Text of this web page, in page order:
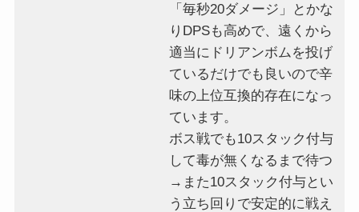
「毎秒20ダメージ」とかな
りDPSも高めで、遠くから
適当にドリアンボムを投げ
ているだけでも良いので辛
味の上位互換的存在になっ
ています。
ボス戦でも10スタック付与
して毒が無くなるまで待つ
→また10スタック付与とい
う立ち回りで安定的に戦え